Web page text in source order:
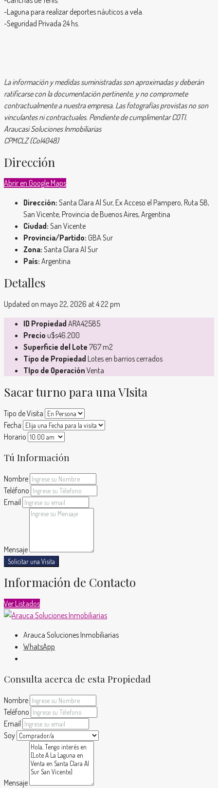
-Laguna para realizar deportes náuticos a vela.
-Seguridad Privada 24 hs.
La información y medidas suministradas son aproximadas y deberán
ratificarse con la documentación pertinente, y no compromete
contractualmente a nuestra empresa. Las fotografías provistas no son
vinculantes ni contractuales. Pendiente de cumplimentar COTI.
Araucasi Soluciones Inmobiliarias
CPMCLZ (Col4048)
Dirección
Abrir en Google Maps
Dirección: Santa Clara Al Sur, Ex Acceso el Pampero, Ruta 58,
San Vicente, Provincia de Buenos Aires, Argentina
Ciudad: San Vicente
Provincia/Partido: GBA Sur
Zona: Santa Clara Al Sur
País: Argentina
Detalles
Updated on mayo 22, 2026 at 4:22 pm
ID Propiedad ARA42585
Precio u$s46.200
Superficie del Lote 767 m2
Tipo de Propiedad Lotes en barrios cerrados
TIpo de Operación Venta
Sacar turno para una VIsita
Tipo de Visita
Fecha
Horario
Tú Información
Nombre
Teléfono
Email
Mensaje
Solicitar una Visita
Información de Contacto
Ver Listados
Arauca Soluciones Inmobiliarias
WhatsApp
Consulta acerca de esta Propiedad
Nombre
Teléfono
Email
Soy
Mensaje